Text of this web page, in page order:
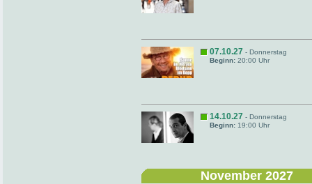
07.10.27 - Donnerstag
Beginn: 20:00 Uhr
14.10.27 - Donnerstag
Beginn: 19:00 Uhr
November 2027